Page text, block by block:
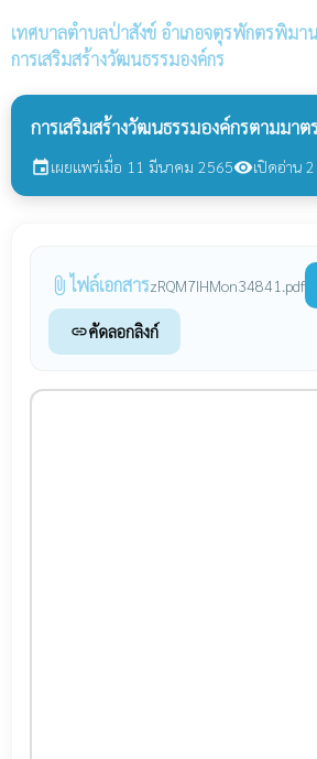
เทศบาลตำบลป่าสังข์ อำเภอจตุรพักตรพิมา
การเสริมสร้างวัฒนธรรมองค์กร
การเสริมสร้างวัฒนธรรมองค์กรตามมาต
eventเผยแพร่เมื่อ 11 มีนาคม 2565visibilityเปิดอ่าน
attach_file ไฟล์เอกสารzRQM7IHMon34841.pdf
linkคัดลอกลิงก์